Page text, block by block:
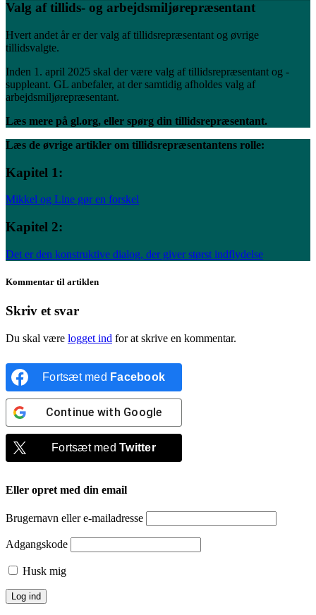
Valg af tillids- og arbejdsmiljørepræsentant
Hvert andet år er der valg af tillidsrepræsentant og øvrige
tillidsvalgte.
Inden 1. april 2025 skal der være valg af tillidsrepræsentant og -
suppleant. GL anbefaler, at der samtidig afholdes valg af
arbejdsmiljørepræsentant.
Læs mere på gl.org, eller spørg din tillidsrepræsentant.
Læs de øvrige artikler om tillidsrepræsentantens rolle:
Kapitel 1:
Mikkel og Line gør en forskel
Kapitel 2:
Det er den konstruktive dialog, der giver størst indflydelse
Kommentar til artiklen
Skriv et svar
Du skal være logget ind for at skrive en kommentar.
Fortsæt med Facebook
Continue with Google
Fortsæt medTwitter
Eller opret med din email
Brugernavn eller e-mailadresse
Adgangskode
Husk mig